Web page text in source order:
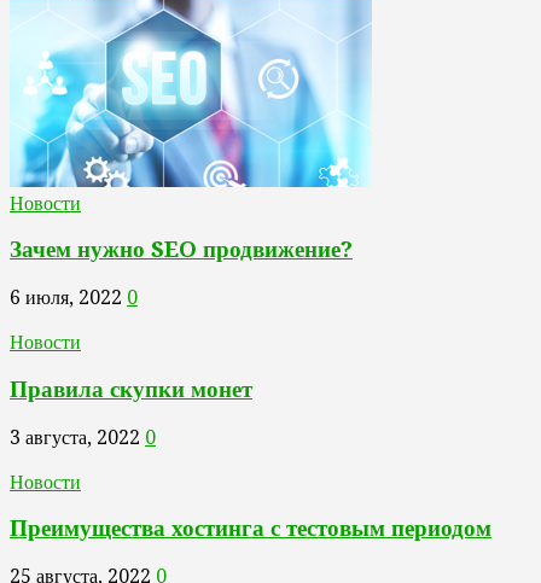
Новости
Зачем нужно SEO продвижение?
6 июля, 2022 0
Новости
Правила скупки монет
3 августа, 2022 0
Новости
Преимущества хостинга с тестовым периодом
25 августа, 2022 0